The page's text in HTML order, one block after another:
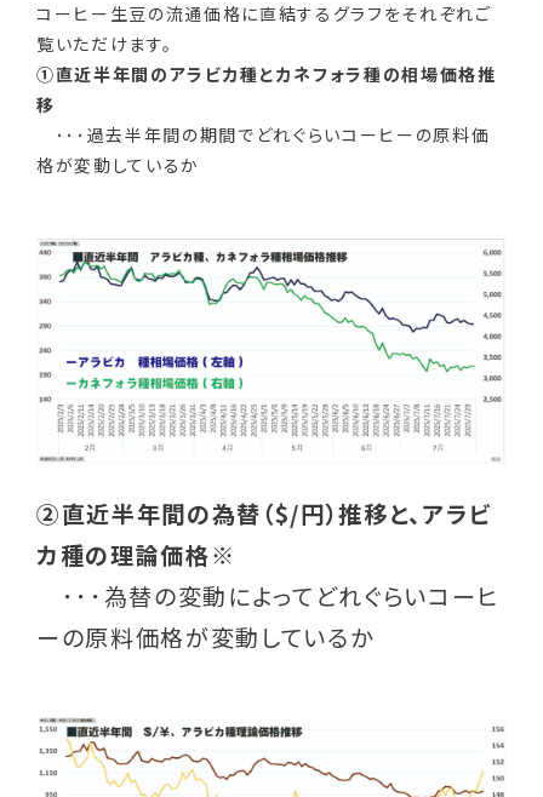
コーヒー生豆の流通価格に直結するグラフをそれぞれご
覧いただけます。
①直近半年間のアラビカ種とカネフォラ種の相場価格推
移
･･･過去半年間の期間でどれぐらいコーヒーの原料価
格が変動しているか
②直近半年間の為替（$/円）推移と、アラビ
カ種の理論価格※
･･･為替の変動によってどれぐらいコーヒ
ーの原料価格が変動しているか